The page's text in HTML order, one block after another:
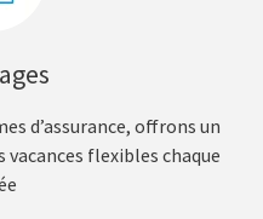
d’assurance, offrons un
flexibles chaque